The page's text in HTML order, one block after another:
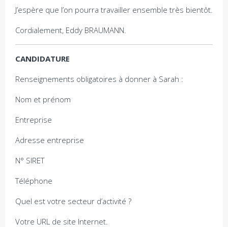
J’espère que l’on pourra travailler ensemble très bientôt.
Cordialement, Eddy BRAUMANN.
CANDIDATURE
Renseignements obligatoires à donner à Sarah :
Nom et prénom
Entreprise
Adresse entreprise
N° SIRET
Téléphone
Quel est votre secteur d’activité ?
Votre URL de site Internet.